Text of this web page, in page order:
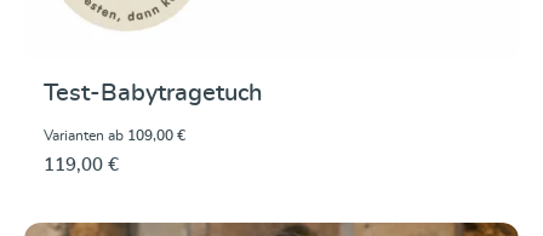
Test-Babytragetuch
Varianten ab 109,00 €
119,00 €